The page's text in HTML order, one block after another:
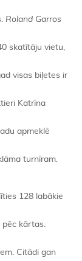
Roland Garros
skatītāju vietu,
visas biļetes ir
Katrīna
apmeklē
turnīram.
128 labākie
pēc kārtas.
Citādi gan